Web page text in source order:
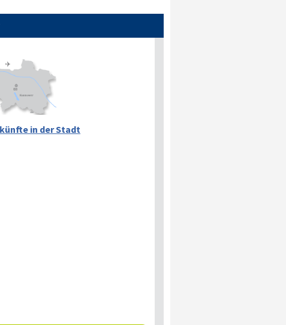
in der Stadt